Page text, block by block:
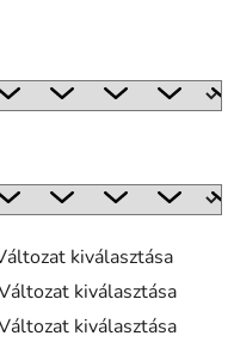
kiválasztása
kiválasztása
kiválasztása